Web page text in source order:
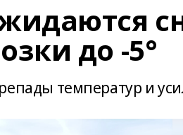
до -5°
температур и